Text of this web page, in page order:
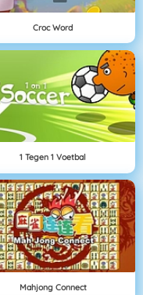
Croc Word
1 Tegen 1 Voetbal
Mahjong Connect